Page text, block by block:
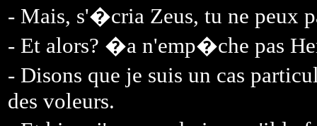
- Mais, s'�cria Zeus, tu ne peux
- Et alors? �a n'emp�che pas
- Disons que je suis un cas
des voleurs.